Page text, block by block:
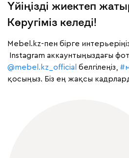
Үйіңізді жиектеп
Көругіміз келеді!
Mebel.kz-пен бірге
Instagram аккаунтыңыздағы
@mebel.kz_official белгілеңіз,
қосыңыз. Біз ең жақсы